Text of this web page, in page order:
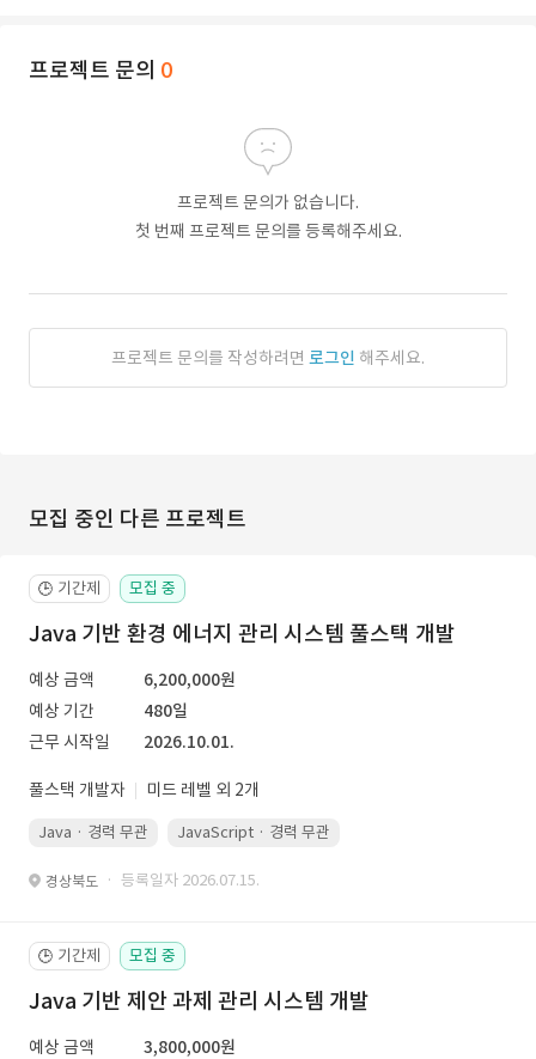
프로젝트 문의 0
프로젝트 문의가 없습니다.
첫 번째 프로젝트 문의를 등록해주세요.
프로젝트 문의를 작성하려면 로그인 해주세요.
모집 중인 다른 프로젝트
🕒 기간제 모집 중
Java 기반 환경 에너지 관리 시스템 풀스택 개발
예상 금액
6,200,000원
예상 기간
480일
근무 시작일
2026.10.01.
풀스택 개발자 미드 레벨 외 2개
Java · 경력 무관 JavaScript · 경력 무관
경상북도 · 등록일자 2026.07.15.
🕒 기간제 모집 중
Java 기반 제안 과제 관리 시스템 개발
예상 금액
3,800,000원